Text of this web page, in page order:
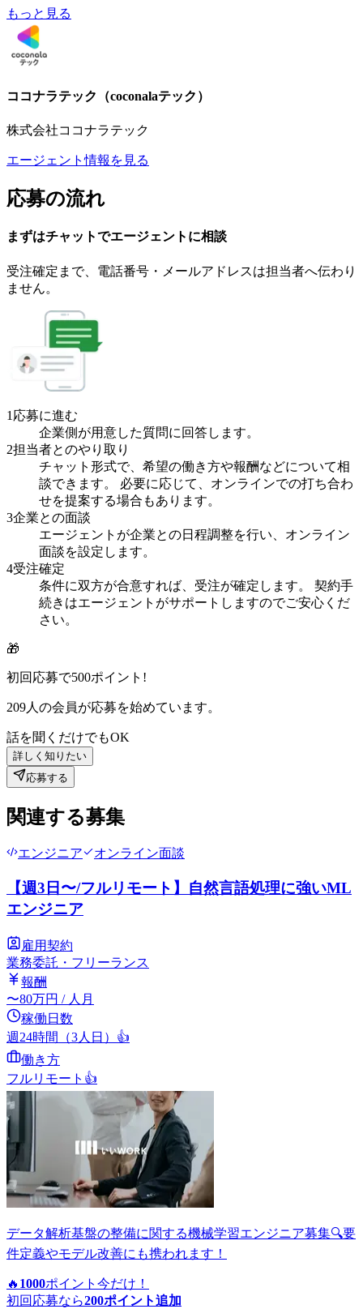
もっと見る
ココナラテック（coconalaテック）
株式会社ココナラテック
エージェント情報を見る
応募の流れ
まずはチャットでエージェント に相談
受注確定まで、 電話番号・メールアドレスは担当者へ伝わり
ません。
1 応募に進む
企業側が用意した質問に回答します。
2担当者とのやり取り
チャット形式で、希望の働き方や報酬などについて相
談できます。 必要に応じて、オンラインでの打ち合わ
せを提案する場合もあります。
3企業との面談
エージェントが企業との日程調整を行い、オンライン
面談を設定します。
4受注確定
条件に双方が合意すれば、受注が確定します。 契約手
続きはエージェントがサポートしますのでご安心くだ
さい。
🎁
初回応募で500ポイント!
209人の会員が応募を始めています。
話を聞くだけでもOK
詳しく知りたい
応募する
関連する募集
エンジニア オンライン面談
【週3日〜/フルリモート】自然言語処理に強いML
エンジニア
雇用契約
業務委託・フリーランス
報酬
〜80万円 / 人月
稼働日数
週24時間（3人日） 👍
働き方
フルリモート 👍
データ解析基盤の整備に関する機械学習エンジニア募集🔍要
件定義やモデル改善にも携われます！
🔥 1000ポイント 今だけ！
初回応募なら200ポイント追加